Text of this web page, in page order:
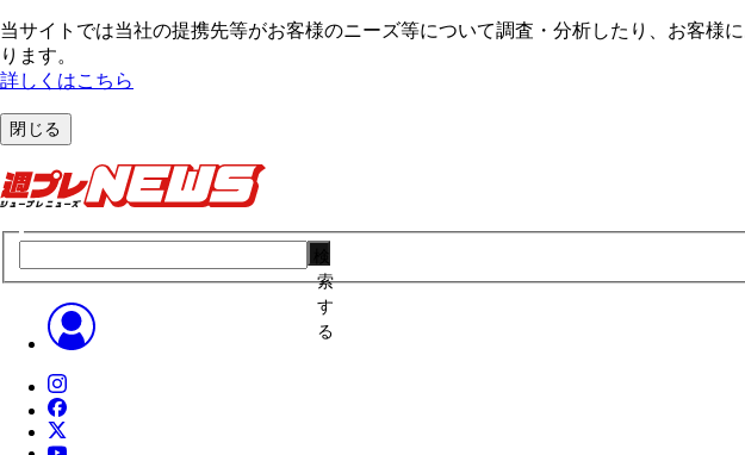
当サイトでは当社の提携先等がお客様のニーズ等について調査・分析したり、お客様
ります。
詳しくはこちら
閉じる
索
す
る